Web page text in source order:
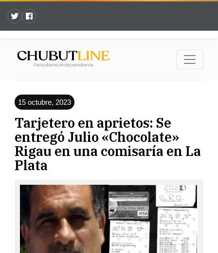
15 octubre, 2023
Tarjetero en aprietos: Se
entregó Julio «Chocolate»
Rigau en una comisaría en La
Plata